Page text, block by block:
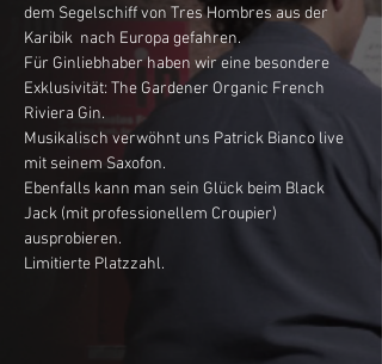
dem Segelschiff von Tres Hombres aus der
Karibik  nach Europa gefahren.
Für Ginliebhaber haben wir eine besondere
Exklusivität: The Gardener Organic French
Riviera Gin.
Musikalisch verwöhnt uns Patrick Bianco live
mit seinem Saxofon.
Ebenfalls kann man sein Glück beim Black
Jack (mit professionellem Croupier)
ausprobieren.
Limitierte Platzzahl.